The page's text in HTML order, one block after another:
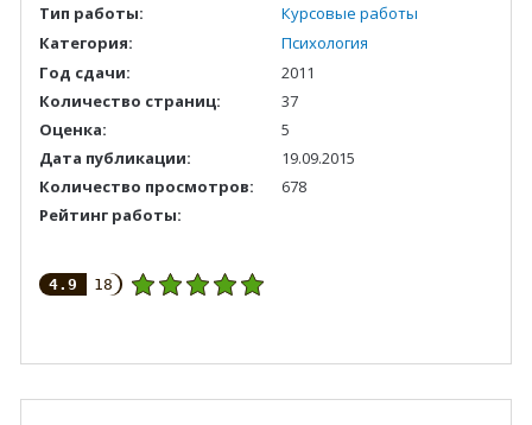
Тип работы:
Курсовые работы
Категория:
Психология
Год сдачи:
2011
Количество страниц:
37
Оценка:
5
Дата публикации:
19.09.2015
Количество просмотров:
678
Рейтинг работы:
4.9 18